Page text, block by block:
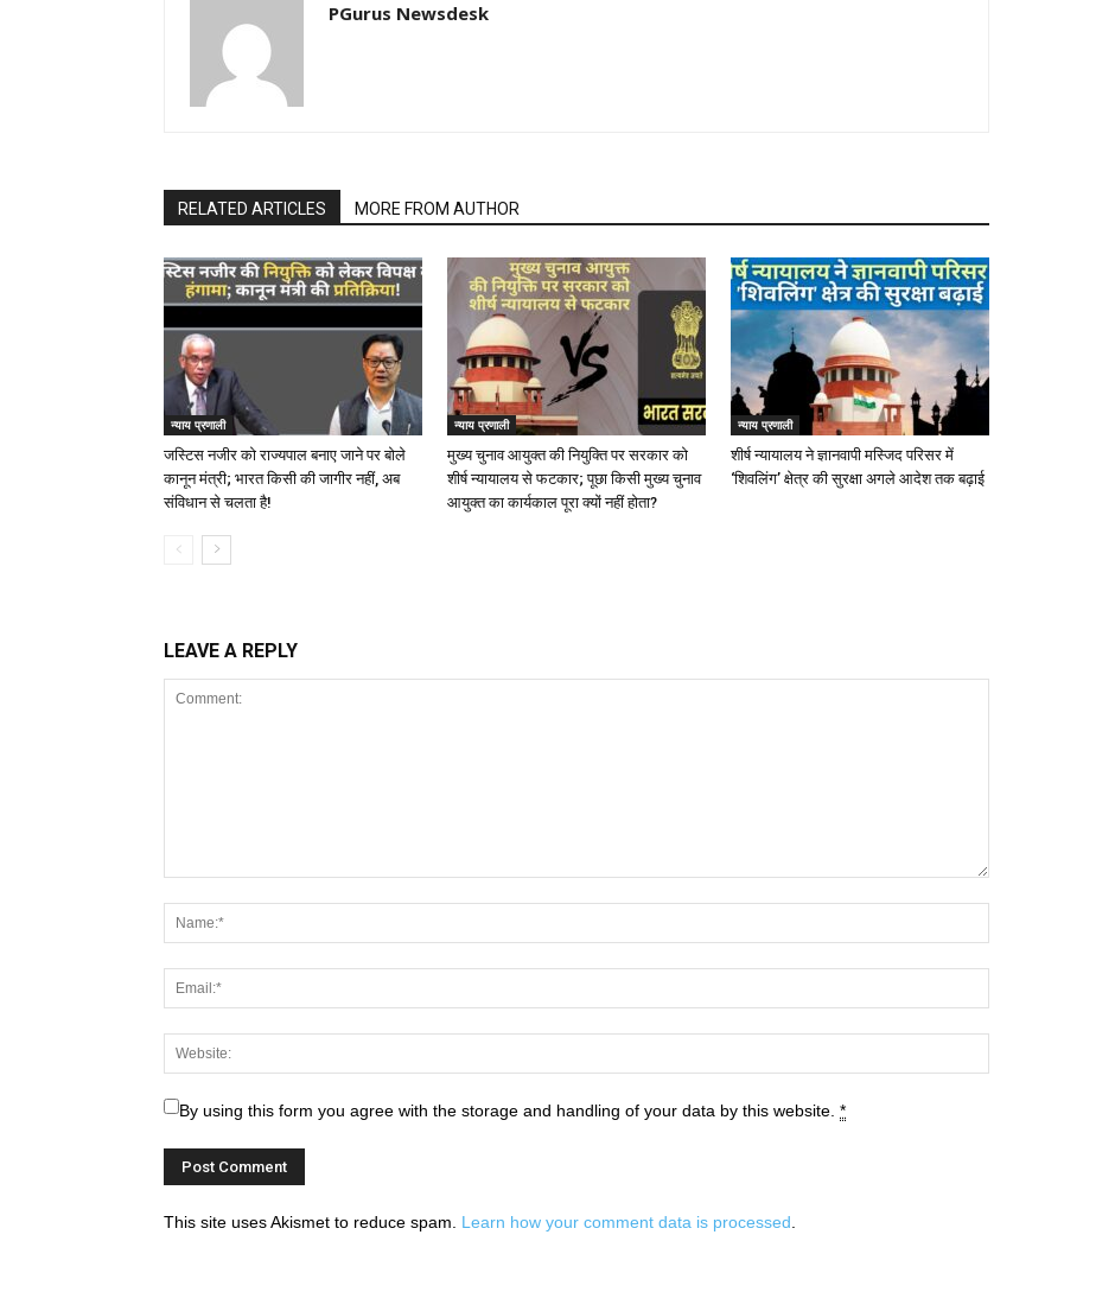
PGurus Newsdesk
RELATED ARTICLES MORE FROM AUTHOR
न्याय प्रणाली
जस्टिस नजीर को राज्यपाल बनाए जाने पर बोले
कानून मंत्री; भारत किसी की जागीर नहीं, अब
संविधान से चलता है!
न्याय प्रणाली
मुख्य चुनाव आयुक्त की नियुक्ति पर सरकार को
शीर्ष न्यायालय से फटकार; पूछा किसी मुख्य चुनाव
आयुक्त का कार्यकाल पूरा क्यों नहीं होता?
न्याय प्रणाली
शीर्ष न्यायालय ने ज्ञानवापी मस्जिद परिसर में
‘शिवलिंग’ क्षेत्र की सुरक्षा अगले आदेश तक बढ़ाई
LEAVE A REPLY
By using this form you agree with the storage and handling of your data by this website. *
This site uses Akismet to reduce spam. Learn how your comment data is processed